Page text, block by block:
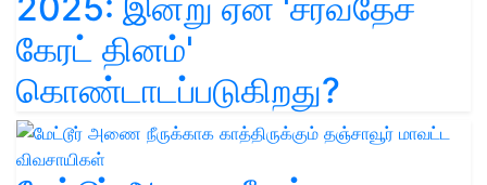
கேரட் தினம்'
கொண்டாடப்படுகிறது?